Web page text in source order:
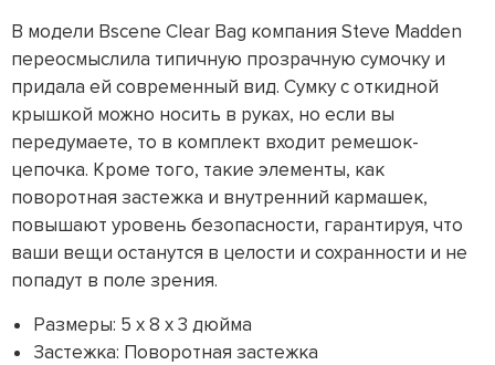
В модели Bscene Clear Bag компания Steve Madden
переосмыслила типичную прозрачную сумочку и
придала ей современный вид. Сумку с откидной
крышкой можно носить в руках, но если вы
передумаете, то в комплект входит ремешок-
цепочка. Кроме того, такие элементы, как
поворотная застежка и внутренний кармашек,
повышают уровень безопасности, гарантируя, что
ваши вещи останутся в целости и сохранности и не
попадут в поле зрения.
Размеры: 5 x 8 x 3 дюйма
Застежка: Поворотная застежка